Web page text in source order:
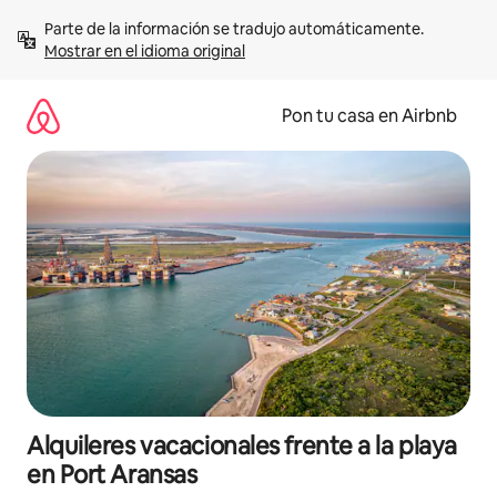
contenidoMostrar en el idioma original
Pon tu casa en Airbnb
Alquileres vacacionales frente a la playa
en Port Aransas